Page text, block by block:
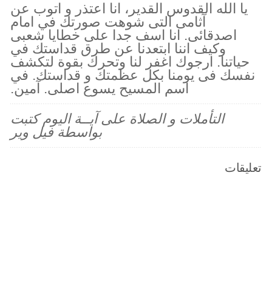
يا الله القدوس القدير، انا اعتذر و اتوب عن
آثامى التى شوهت صورتك في امام
اصدقائى. انا اسف جدا على خطايا شعبى
وكيف اننا ابتعدنا عن طرق قداستك في
حياتنا. ارجوك اغفر لنا وتحرك بقوة لتكشف
نفسك فى يومنا بكل عظمتك و قداستك. في
اسم المسيح يسوع اصلى. آمين.
التأملات و الصلاة على آيــة اليوم كتبت
بواسطة فيل وير
تعليقات